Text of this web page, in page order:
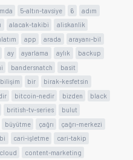
5-altın-tavsiye 6
adım
alacak-takibi
aliskanlik
app arada
arayanı-bil
ay ayarlama aylık
backup
bandersnatch
basit
bilişim bir
birak-kesfetsin
bitcoin-nedir bizden
black
british-tv-series
bulut
büyütme çağrı
çağrı-merkezi
cari-işletme
cari-takip
cloud
content-marketing